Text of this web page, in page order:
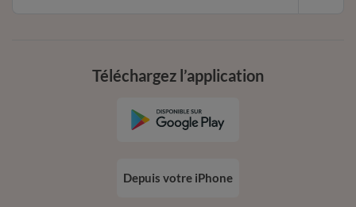
Téléchargez l’application
Depuis votre iPhone